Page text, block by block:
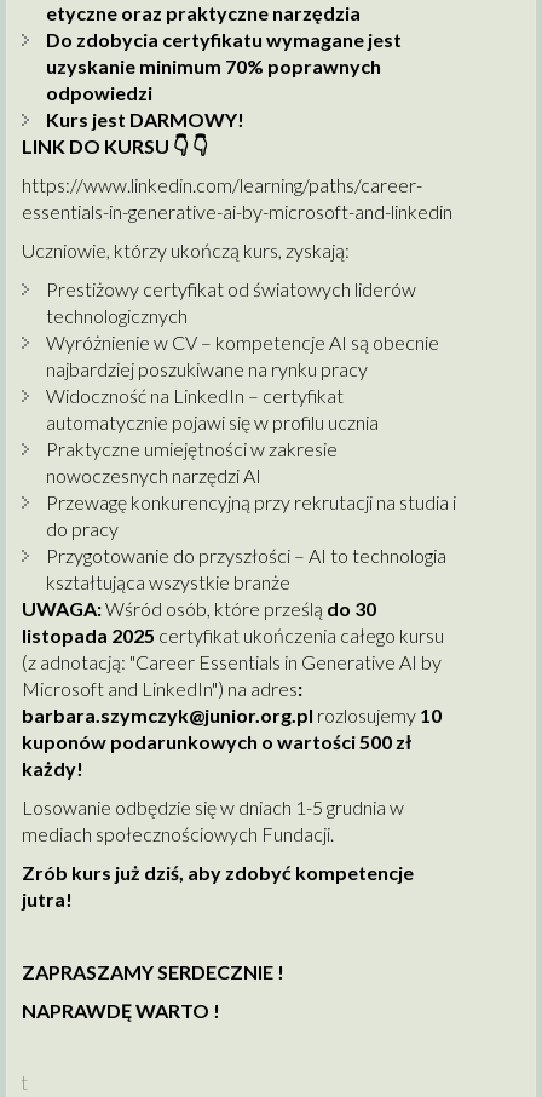
etyczne oraz praktyczne narzędzia
Do zdobycia certyfikatu wymagane jest
uzyskanie minimum 70% poprawnych
odpowiedzi
Kurs jest DARMOWY!
LINK DO KURSU 👇 👇
https://www.linkedin.com/learning/paths/career-
essentials-in-generative-ai-by-microsoft-and-linkedin
Uczniowie, którzy ukończą kurs, zyskają:
Prestiżowy certyfikat od światowych liderów
technologicznych
Wyróżnienie w CV – kompetencje AI są obecnie
najbardziej poszukiwane na rynku pracy
Widoczność na LinkedIn – certyfikat
automatycznie pojawi się w profilu ucznia
Praktyczne umiejętności w zakresie
nowoczesnych narzędzi AI
Przewagę konkurencyjną przy rekrutacji na studia i
do pracy
Przygotowanie do przyszłości – AI to technologia
kształtująca wszystkie branże
UWAGA:Wśród osób, które prześlą do 30
listopada 2025 certyfikat ukończenia całego kursu
(z adnotacją: "Career Essentials in Generative AI by
Microsoft and LinkedIn") na adres:
barbara.szymczyk@junior.org.pl rozlosujemy 10
kuponów podarunkowych o wartości 500 zł
każdy!
Losowanie odbędzie się w dniach 1-5 grudnia w
mediach społecznościowych Fundacji.
Zrób kurs już dziś, aby zdobyć kompetencje
jutra!
ZAPRASZAMY SERDECZNIE !
NAPRAWDĘ WARTO !
t